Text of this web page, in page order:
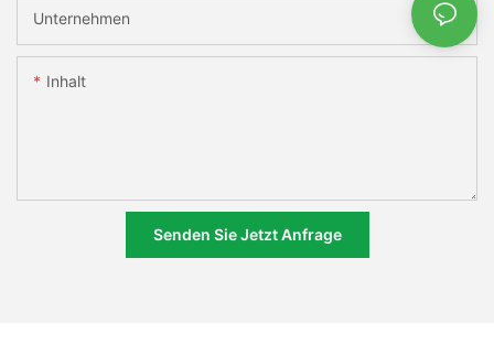
Unternehmen
Inhalt
Senden Sie Jetzt Anfrage